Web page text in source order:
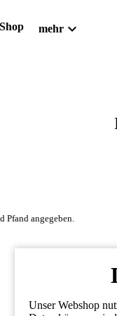
Unser Webshop
Shop mehrexpand_more
Pfand angegeben.